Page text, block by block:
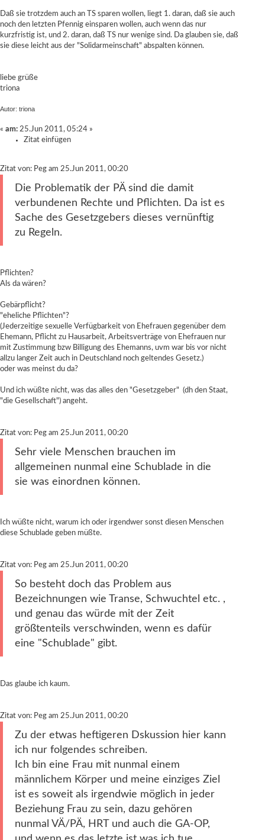
Daß sie trotzdem auch an TS sparen wollen, liegt 1. daran, daß sie auch
noch den letzten Pfennig einsparen wollen, auch wenn das nur
kurzfristig ist, und 2. daran, daß TS nur wenige sind. Da glauben sie, daß
sie diese leicht aus der "Solidarmeinschaft" abspalten können.
liebe grüße
triona
Autor: triona
« am: 25.Jun 2011, 05:24 »
Zitat einfügen
Zitat von: Peg am 25.Jun 2011, 00:20
Die Problematik der PÄ sind die damit
verbundenen Rechte und Pflichten. Da ist es
Sache des Gesetzgebers dieses vernünftig
zu Regeln.
Pflichten?
Als da wären?
Gebärpflicht?
"eheliche Pflichten"?
(Jederzeitige sexuelle Verfügbarkeit von Ehefrauen gegenüber dem
Ehemann, Pflicht zu Hausarbeit, Arbeitsverträge von Ehefrauen nur
mit Zustimmung bzw Billigung des Ehemanns, uvm war bis vor nicht
allzu langer Zeit auch in Deutschland noch geltendes Gesetz.)
oder was meinst du da?
Und ich wüßte nicht, was das alles den "Gesetzgeber" (dh den Staat,
"die Gesellschaft") angeht.
Zitat von: Peg am 25.Jun 2011, 00:20
Sehr viele Menschen brauchen im
allgemeinen nunmal eine Schublade in die
sie was einordnen können.
Ich wüßte nicht, warum ich oder irgendwer sonst diesen Menschen
diese Schublade geben müßte.
Zitat von: Peg am 25.Jun 2011, 00:20
So besteht doch das Problem aus
Bezeichnungen wie Transe, Schwuchtel etc. ,
und genau das würde mit der Zeit
größtenteils verschwinden, wenn es dafür
eine "Schublade" gibt.
Das glaube ich kaum.
Zitat von: Peg am 25.Jun 2011, 00:20
Zu der etwas heftigeren Dskussion hier kann
ich nur folgendes schreiben.
Ich bin eine Frau mit nunmal einem
männlichem Körper und meine einziges Ziel
ist es soweit als irgendwie möglich in jeder
Beziehung Frau zu sein, dazu gehören
nunmal VÄ/PÄ, HRT und auch die GA-OP,